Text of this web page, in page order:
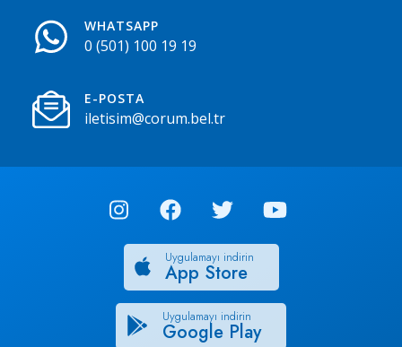
WHATSAPP
0 (501) 100 19 19
E-POSTA
iletisim@corum.bel.tr
Uygulamayı indirin
App Store
Uygulamayı indirin
Google Play